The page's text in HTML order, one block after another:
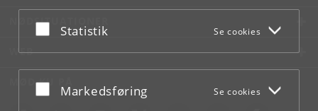
underCookie- og privatlivspolitiksom du finder i
bunden af hver side.
Acceptér eller afslå
Statistik Se cookies
Acceptér eller afslå
Markedsføring Se cookies
NØDSITUATIONER
WEB
MØD KU PÅ